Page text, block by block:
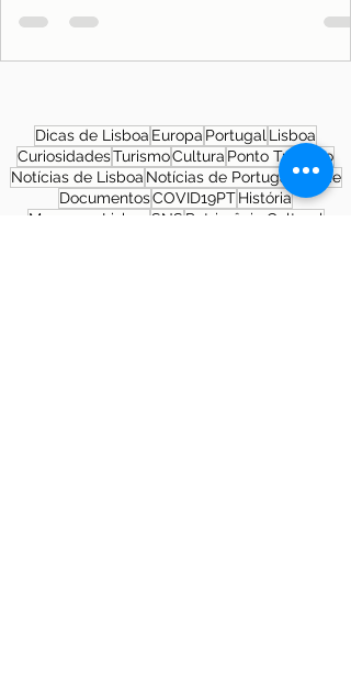
Dicas de Lisboa Europa Portugal Lisboa
CuriosidadesTurismoCultura Ponto Turístico
Notícias de Lisboa Notícias de Portugal
Saúde
DocumentosCOVID19PTHistória
Morar em Lisboa
SNSPatrimônio Cultural